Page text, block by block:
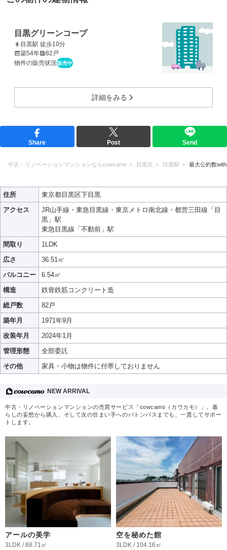
目黒グリーンコープ
目黒駅 徒歩10分
築54年
82戸
物件の販売状況販売中
詳細をみる
Share Post Send
中古・リノベーションマンションならcowcamo 目黒区 目黒駅 最大公約数
住所
東京都目黒区下目黒
アクセス
JR山手線・東急目黒線・東京メトロ南北線・都営三田線「目
黒」駅
東急目黒線「不動前」駅
間取り
1LDK
広さ
36.51㎡
バルコニー
6.54㎡
構造
鉄骨鉄筋コンクリート造
総戸数
82戸
築年月
1971年9月
改装年月
2024年1月
管理形態
全部委託
その他
家具・小物は物件に付帯しておりません
NEW ARRIVAL
中古・リノベーションマンションの売買サービス「cowcamo（カウカモ）」。暮
らしの妄想から購入、そして次の住まい手へのバトンパスまでも、一貫してサポー
トします。
アールの美学
3LDK / 88.71㎡
空を秘めた館
3LDK / 104.16㎡